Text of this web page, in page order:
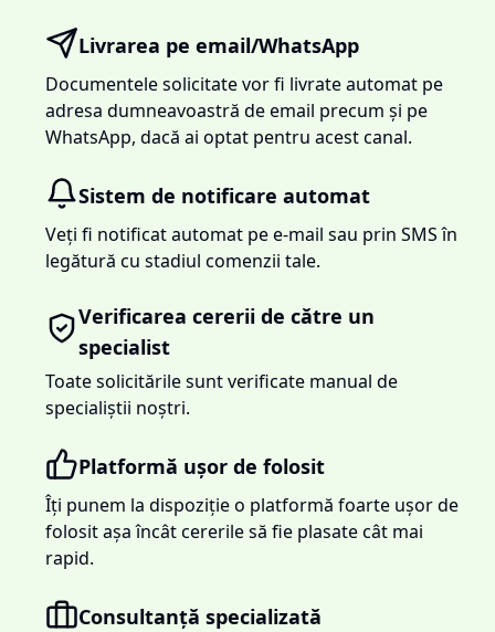
Livrarea pe email/WhatsApp
Documentele solicitate vor fi livrate automat pe
adresa dumneavoastră de email precum și pe
WhatsApp, dacă ai optat pentru acest canal.
Sistem de notificare automat
Veți fi notificat automat pe e-mail sau prin SMS în
legătură cu stadiul comenzii tale.
Verificarea cererii de către un
specialist
Toate solicitările sunt verificate manual de
specialiștii noștri.
Platformă ușor de folosit
Îți punem la dispoziție o platformă foarte ușor de
folosit așa încât cererile să fie plasate cât mai
rapid.
Consultanță specializată